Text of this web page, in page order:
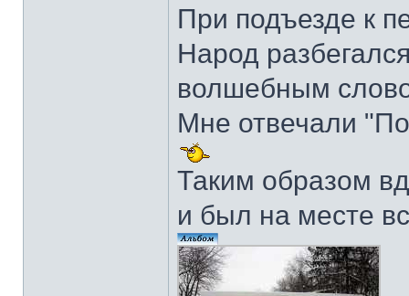
При подъезде к
Народ
волшебным
Мне отвечали
Таким образом
и был на месте